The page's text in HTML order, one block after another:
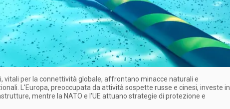
vitali per la connettività globale, affrontano minacce naturali e
L'Europa, preoccupata da attività sospette russe e cinesi, investe in
mentre la NATO e l'UE attuano strategie di protezione e